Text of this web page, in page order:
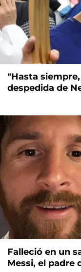
"Hasta
despedida de
Falleció en un
Messi, el padre